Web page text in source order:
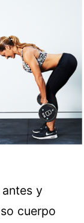
y
cuerpo